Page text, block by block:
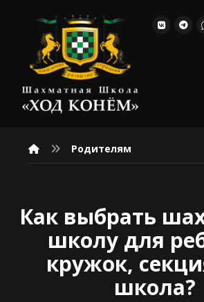
Родителям
Как выбрать
школу для
кружок,
школа?